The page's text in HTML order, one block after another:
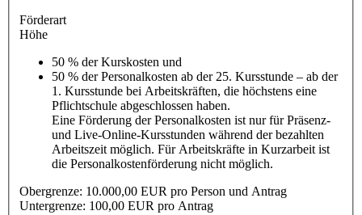
Förderart
Höhe
50 % der Kurskosten und
50 % der Personalkosten ab der 25. Kursstunde – ab der
1. Kursstunde bei Arbeitskräften, die höchstens eine
Pflichtschule abgeschlossen haben.
Eine Förderung der Personalkosten ist nur für Präsenz-
und Live-Online-Kursstunden während der bezahlten
Arbeitszeit möglich. Für Arbeitskräfte in Kurzarbeit ist
die Personalkostenförderung nicht möglich.
Obergrenze: 10.000,00 EUR pro Person und Antrag
Untergrenze: 100,00 EUR pro Antrag